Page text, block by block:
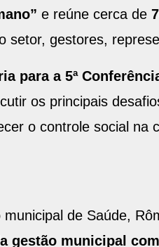
e reúne cerca de
setor, gestores,
para a 5ª
os principais
o controle social
de Saúde,
gestão municipal